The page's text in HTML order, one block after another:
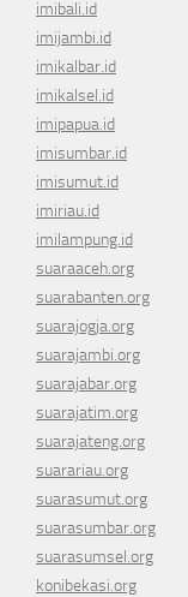
imibali.id
imijambi.id
imikalbar.id
imikalsel.id
imipapua.id
imisumbar.id
imisumut.id
imiriau.id
imilampung.id
suaraaceh.org
suarabanten.org
suarajogja.org
suarajambi.org
suarajabar.org
suarajatim.org
suarajateng.org
suarariau.org
suarasumut.org
suarasumbar.org
suarasumsel.org
konibekasi.org